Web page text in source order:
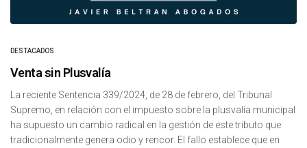
DESTACADOS
Venta sin Plusvalía
La reciente Sentencia 339/2024, de 28 de febrero, del Tribunal
Supremo, en relación con el impuesto sobre la plusvalía municipal
ha supuesto un cambio radical en la gestión de este tributo que
tradicionalmente genera odio y rencor. El fallo establece que en